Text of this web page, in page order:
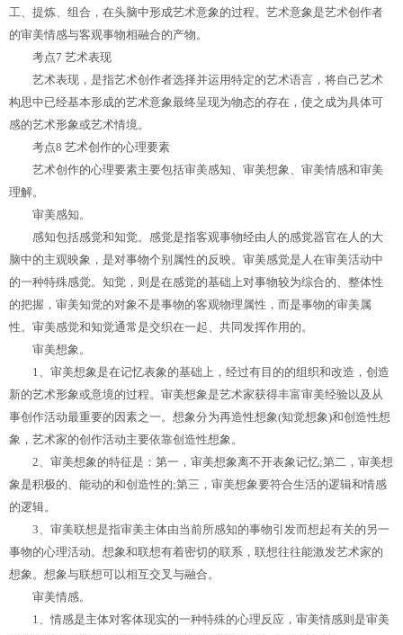
工、提炼、组合，在头脑中形成艺术意象的过程。艺术意象是艺术创作者
的审美情感与客观事物相融合的产物。
考点7 艺术表现
艺术表现，是指艺术创作者选择并运用特定的艺术语言，将自己艺术
构思中已经基本形成的艺术意象最终呈现为物态的存在，使之成为具体可
感的艺术形象或艺术情境。
考点8 艺术创作的心理要素
艺术创作的心理要素主要包括审美感知、审美想象、审美情感和审美
理解。
审美感知。
感知包括感觉和知觉。感觉是指客观事物经由人的感觉器官在人的大
脑中的主观映象，是对事物个别属性的反映。审美感觉是人在审美活动中
的一种特殊感觉。知觉，则是在感觉的基础上对事物较为综合的、整体性
的把握，审美知觉的对象不是事物的客观物理属性，而是事物的审美属
性。审美感觉和知觉通常是交织在一起、共同发挥作用的。
审美想象。
1、审美想象是在记忆表象的基础上，经过有目的的组织和改造，创造
新的艺术形象或意境的过程。审美想象是艺术家获得丰富审美经验以及从
事创作活动最重要的因素之一。想象分为再造性想象(知觉想象)和创造性想
象，艺术家的创作活动主要依靠创造性想象。
2、审美想象的特征是：第一，审美想象离不开表象记忆;第二，审美想
象是积极的、能动的和创造性的;第三，审美想象要符合生活的逻辑和情感
的逻辑。
3、审美联想是指审美主体由当前所感知的事物引发而想起有关的另一
事物的心理活动。想象和联想有着密切的联系，联想往往能激发艺术家的
想象。想象与联想可以相互交叉与融合。
审美情感。
1、情感是主体对客体现实的一种特殊的心理反应，审美情感则是审美